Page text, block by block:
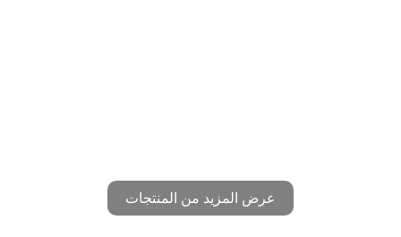
عرض المزيد من المنتجات